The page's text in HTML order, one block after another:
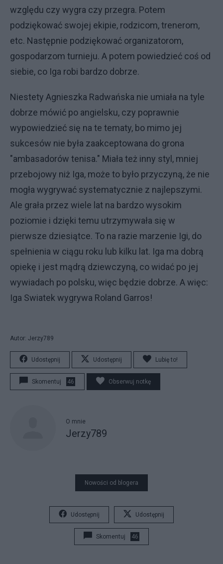
względu czy wygra czy przegra. Potem
podziękować swojej ekipie, rodzicom, trenerom,
etc. Następnie podziękować organizatorom,
gospodarzom turnieju. A potem powiedzieć coś od
siebie, co Iga robi bardzo dobrze.
Niestety Agnieszka Radwańska nie umiała na tyle
dobrze mówić po angielsku, czy poprawnie
wypowiedzieć się na te tematy, bo mimo jej
sukcesów nie była zaakceptowana do grona
"ambasadorów tenisa." Miała też inny styl, mniej
przebojowy niż Iga, może to było przyczyną, że nie
mogła wygrywać systematycznie z najlepszymi.
Ale grała przez wiele lat na bardzo wysokim
poziomie i dzięki temu utrzymywała się w
pierwsze dziesiątce. To na razie marzenie Igi, do
spełnienia w ciągu roku lub kilku lat. Iga ma dobrą
opiekę i jest mądrą dziewczyną, co widać po jej
wywiadach po polsku, więc będzie dobrze. A więc:
Iga Swiatek wygrywa Roland Garros!
Autor: Jerzy789
Udostępnij Udostępnij Lubię to!
Skomentuj 46 Obserwuj notkę
O mnie
Jerzy789
Nowości od blogera
Udostępnij Udostępnij
Skomentuj 46